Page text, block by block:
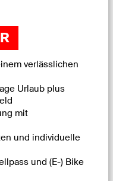
verlässlichen
Urlaub plus
mit
und individuelle
und (E-) Bike